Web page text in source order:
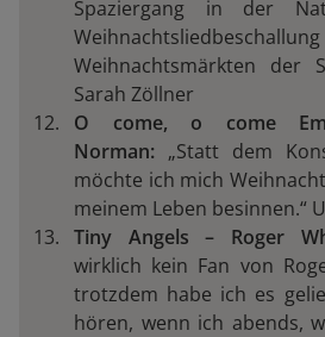
Spaziergang in der
Weihnachtsmärkten der
Sarah Zöllner
O come, o come
Norman: „Statt dem
möchte ich mich
meinem Leben besinnen.“
Tiny Angels – Roger
wirklich kein Fan von
trotzdem habe ich es
hören, wenn ich abends,